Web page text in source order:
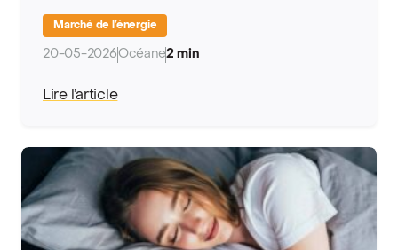
Marché de l’énergie
20-05-2026Océane2 min
Lire l’article